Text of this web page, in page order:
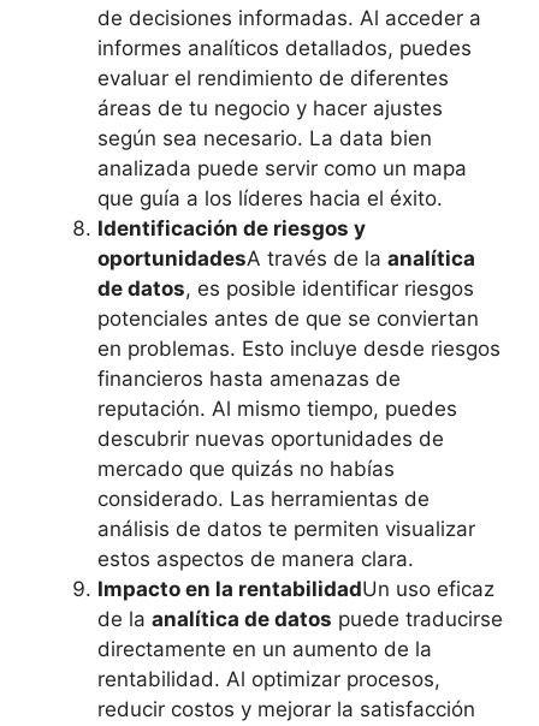
de decisiones informadas. Al acceder a
informes analíticos detallados, puedes
evaluar el rendimiento de diferentes
áreas de tu negocio y hacer ajustes
según sea necesario. La data bien
analizada puede servir como un mapa
que guía a los líderes hacia el éxito.
Identificación de riesgos y
oportunidadesA través de la analítica
de datos, es posible identificar riesgos
potenciales antes de que se conviertan
en problemas. Esto incluye desde riesgos
financieros hasta amenazas de
reputación. Al mismo tiempo, puedes
descubrir nuevas oportunidades de
mercado que quizás no habías
considerado. Las herramientas de
análisis de datos te permiten visualizar
estos aspectos de manera clara.
Impacto en la rentabilidadUn uso eficaz
de la analítica de datos puede traducirse
directamente en un aumento de la
rentabilidad. Al optimizar procesos,
reducir costos y mejorar la satisfacción